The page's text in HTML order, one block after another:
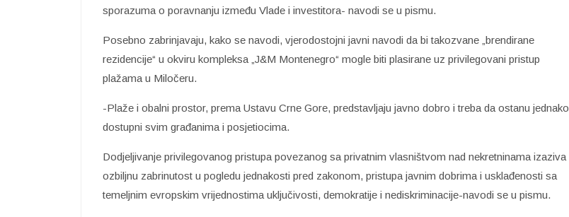
sporazuma o poravnanju između Vlade i investitora- navodi se u pismu.
Posebno zabrinjavaju, kako se navodi, vjerodostojni javni navodi da bi takozvane „brendirane
rezidencije“ u okviru kompleksa „J&M Montenegro“ mogle biti plasirane uz privilegovani pristup
plažama u Miločeru.
-Plaže i obalni prostor, prema Ustavu Crne Gore, predstavljaju javno dobro i treba da ostanu jednako
dostupni svim građanima i posjetiocima.
Dodjeljivanje privilegovanog pristupa povezanog sa privatnim vlasništvom nad nekretninama izaziva
ozbiljnu zabrinutost u pogledu jednakosti pred zakonom, pristupa javnim dobrima i usklađenosti sa
temeljnim evropskim vrijednostima uključivosti, demokratije i nediskriminacije-navodi se u pismu.